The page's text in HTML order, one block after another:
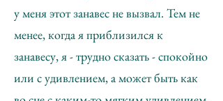
у меня этот занавес не вызвал. Тем не
менее, когда я приблизился к
занавесу, я - трудно сказать - спокойно
или с удивлением, а может быть как